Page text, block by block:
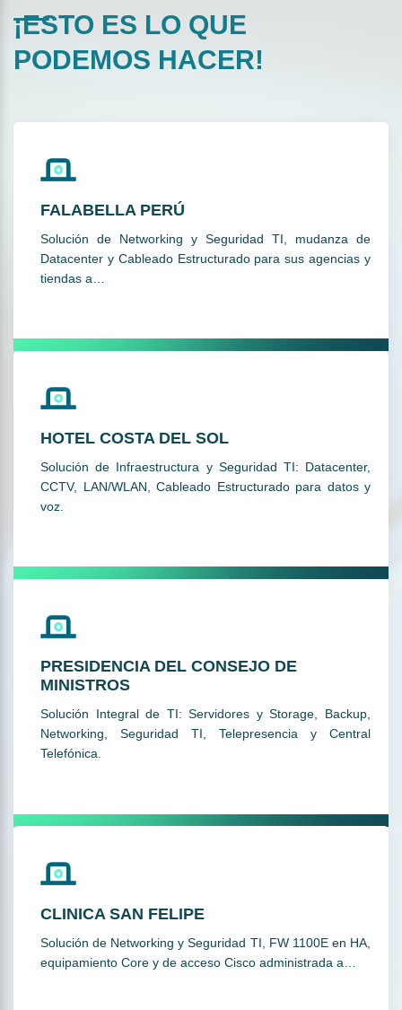
¡ESTO ES LO QUE
PODEMOS HACER!
FALABELLA PERÚ
Solución de Networking y Seguridad TI, mudanza de
Datacenter y Cableado Estructurado para sus agencias y
tiendas a…
HOTEL COSTA DEL SOL
Solución de Infraestructura y Seguridad TI: Datacenter,
CCTV, LAN/WLAN, Cableado Estructurado para datos y
voz.
PRESIDENCIA DEL CONSEJO DE
MINISTROS
Solución Integral de TI: Servidores y Storage, Backup,
Networking, Seguridad TI, Telepresencia y Central
Telefónica.
CLINICA SAN FELIPE
Solución de Networking y Seguridad TI, FW 1100E en HA,
equipamiento Core y de acceso Cisco administrada a…